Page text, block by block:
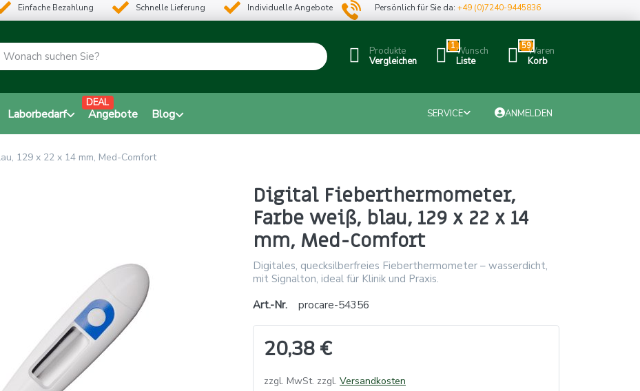
Einfache Bezahlung Schnelle Lieferung Individuelle Angebote Persönlich für Sie da:+49 (0)7240-9445836
Produkte
Vergleichen
1Wunsch
Liste
59Waren
Korb
Laborbedarf Angebote
DEAL
Blog SERVICE ANMELDEN
129 x 22 x 14 mm, Med-Comfort
Digital Fieberthermometer,
Farbe weiß, blau, 129 x 22 x 14
mm, Med-Comfort
Digitales, quecksilberfreies Fieberthermometer – wasserdicht,
mit Signalton, ideal für Klinik und Praxis.
Art.-Nr.
procare-54356
20,38 €
zzgl. MwSt. zzgl. Versandkosten